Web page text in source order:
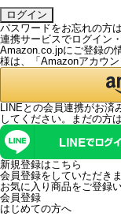
ログイン
パスワードをお忘れの方
連携サービスでログイン
Amazon.co.jpにご登録の
様は、「Amazonアカウ
LINEとの会員連携がお済
してください。まだの方は
新規登録はこちら
会員登録をしていただき
お気に入り商品をご登録
会員登録
はじめての方へ